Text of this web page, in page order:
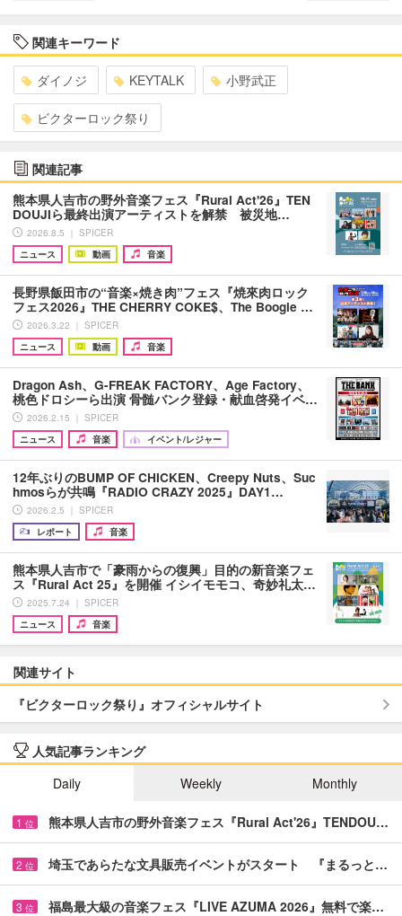
関連キーワード
ダイノジ KEYTALK 小野武正
ビクターロック祭り
関連記事
熊本県人吉市の野外音楽フェス『Rural Act'26』TEN
DOUJIら最終出演アーティストを解禁 被災地…
2026.8.5 ｜ SPICER
ニュース
動画 音楽
長野県飯田市の“音楽×焼き肉”フェス『焼來肉ロック
フェス2026』THE CHERRY COKE$、The Boogie …
2026.3.22 ｜ SPICER
ニュース
動画 音楽
Dragon Ash、G-FREAK FACTORY、Age Factory、
桃色ドロシーら出演 骨髄バンク登録・献血啓発イベ…
2026.2.15 ｜ SPICER
ニュース
音楽 イベント/レジャー
12年ぶりのBUMP OF CHICKEN、Creepy Nuts、Suc
hmosらが共鳴『RADIO CRAZY 2025』DAY1…
2026.2.5 ｜ SPICER
レポート
音楽
熊本県人吉市で「豪雨からの復興」目的の新音楽フェ
ス『Rural Act 25』を開催 イシイモモコ、奇妙礼太…
2025.7.24 ｜ SPICER
ニュース
音楽
関連サイト
『ビクターロック祭り』オフィシャルサイト
人気記事ランキング
Daily
Weekly Monthly
1 位 熊本県人吉市の野外音楽フェス『Rural Act'26』TENDOU…
2 位 埼玉であらたな文具販売イベントがスタート 『まるっと…
3 位 福島最大級の音楽フェス『LIVE AZUMA 2026』無料で楽…